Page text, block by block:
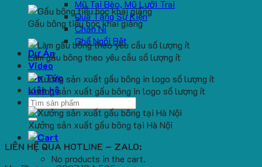
Mũ Tai Bèo, Mũ Lưỡi Trai
Quà Tặng Sự Kiện
Chăn Nỉ
Ghế Ngồi Bệt
Dự Án
Video
Tin Tức
Liên hệ
Search
for:
No products in the cart.
Gấu bông tiểu học khai giảng
Làm gấu bông theo yêu cầu số lượng ít
Xưởng sản xuất gấu bông in logo số lượng ít
Xưởng sản xuất gấu bông tại Hà Nội
LIÊN HỆ QUA HOTLINE – ZALO: